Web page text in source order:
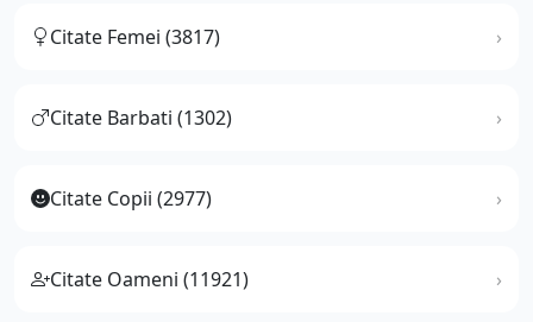
Citate Femei (3817)
Citate Barbati (1302)
Citate Copii (2977)
Citate Oameni (11921)